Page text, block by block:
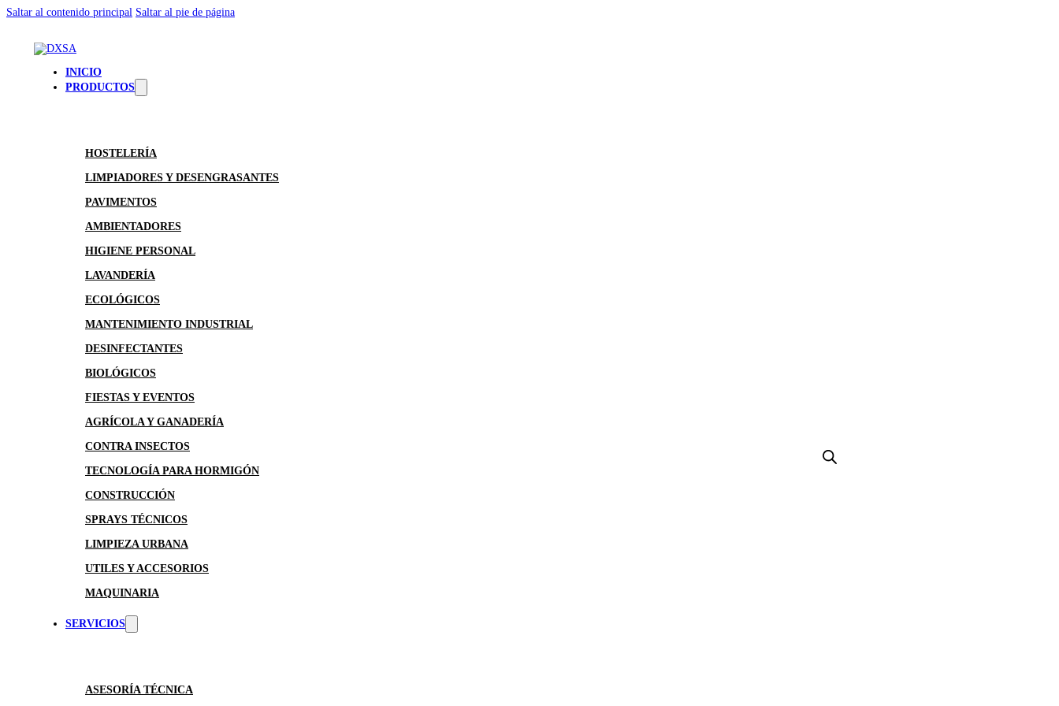
Saltar al contenido principal Saltar al pie de página
INICIO
PRODUCTOS
HOSTELERÍA
LIMPIADORES Y DESENGRASANTES
PAVIMENTOS
AMBIENTADORES
HIGIENE PERSONAL
LAVANDERÍA
ECOLÓGICOS
MANTENIMIENTO INDUSTRIAL
DESINFECTANTES
BIOLÓGICOS
FIESTAS Y EVENTOS
AGRÍCOLA Y GANADERÍA
CONTRA INSECTOS
TECNOLOGÍA PARA HORMIGÓN
CONSTRUCCIÓN
SPRAYS TÉCNICOS
LIMPIEZA URBANA
UTILES Y ACCESORIOS
MAQUINARIA
SERVICIOS
ASESORÍA TÉCNICA